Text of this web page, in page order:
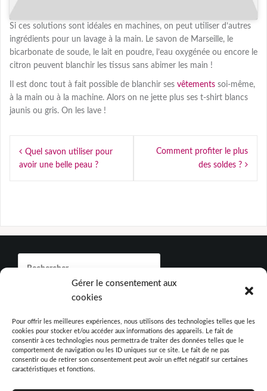
Gérer le consentement aux
cookies
Pour offrir les meilleures expériences, nous utilisons des technologies telles que les
cookies pour stocker et/ou accéder aux informations des appareils. Le fait de
consentir à ces technologies nous permettra de traiter des données telles que le
comportement de navigation ou les ID uniques sur ce site. Le fait de ne pas
consentir ou de retirer son consentement peut avoir un effet négatif sur certaines
caractéristiques et fonctions.
Si ces solutions sont idéales en machines, on peut utiliser d’autres
ingrédients pour un lavage à la main. Le savon de Marseille, le
bicarbonate de soude, le lait en poudre, l’eau oxygénée ou encore le
citron peuvent blanchir les tissus sans abimer les main !
Il est donc tout à fait possible de blanchir ses vêtements soi-même,
à la main ou à la machine. Alors on ne jette plus ses t-shirt blancs
jaunis ou gris. On les lave !
Navigation
de
Quel savon utiliser pour
avoir une belle peau ?
Comment profiter le plus
des soldes ?
Articles récents
Peut-on vraiment changer durablement ses habitudes
alimentaires grâce au SSR Nutrition Obésité ?
Comment entretenir son logement étudiant facilement au